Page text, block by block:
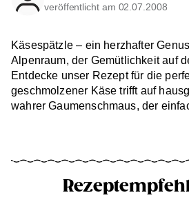
veröffentlicht am 02.07.2008
Käsespätzle – ein herzhafter
Alpenraum, der Gemütlichkeit auf
Entdecke unser Rezept für die
geschmolzener Käse trifft auf
wahrer Gaumenschmaus, der